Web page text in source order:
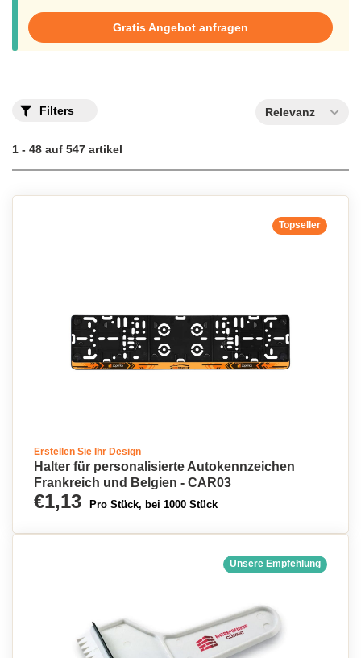
Gratis Angebot anfragen
Filters Relevanz
1 - 48 auf 547 artikel
Topseller
Erstellen Sie Ihr Design
Halter für personalisierte Autokennzeichen
Frankreich und Belgien - CAR03
€1,13 Pro Stück, bei 1000 Stück
Unsere Empfehlung